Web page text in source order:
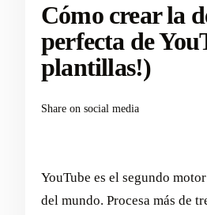
Cómo crear la
perfecta de
plantillas!)
Share on social media
YouTube es el segundo
del mundo. Procesa más de